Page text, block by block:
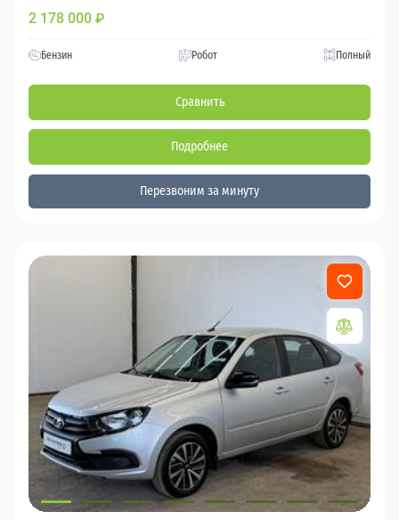
2 178 000 ₽
Бензин Робот Полный
Сравнить
Подробнее
Перезвоним за минуту